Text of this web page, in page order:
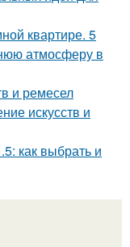
квартире. 5
атмосферу в
и ремесел
искусств и
как выбрать и